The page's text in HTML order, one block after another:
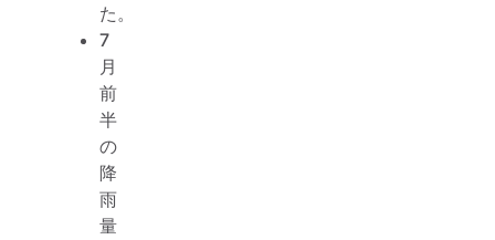
た。
7
月
前
半
の
降
雨
量